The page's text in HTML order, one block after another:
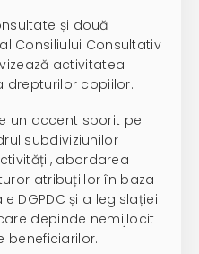
și două
Consiliului Consultativ
activitatea
drepturilor copiilor.
un accent sporit pe
subdiviziunilor
abordarea
atribuțiilor în baza
DGPDC și a legislației
depinde nemijlocit
beneficiarilor.